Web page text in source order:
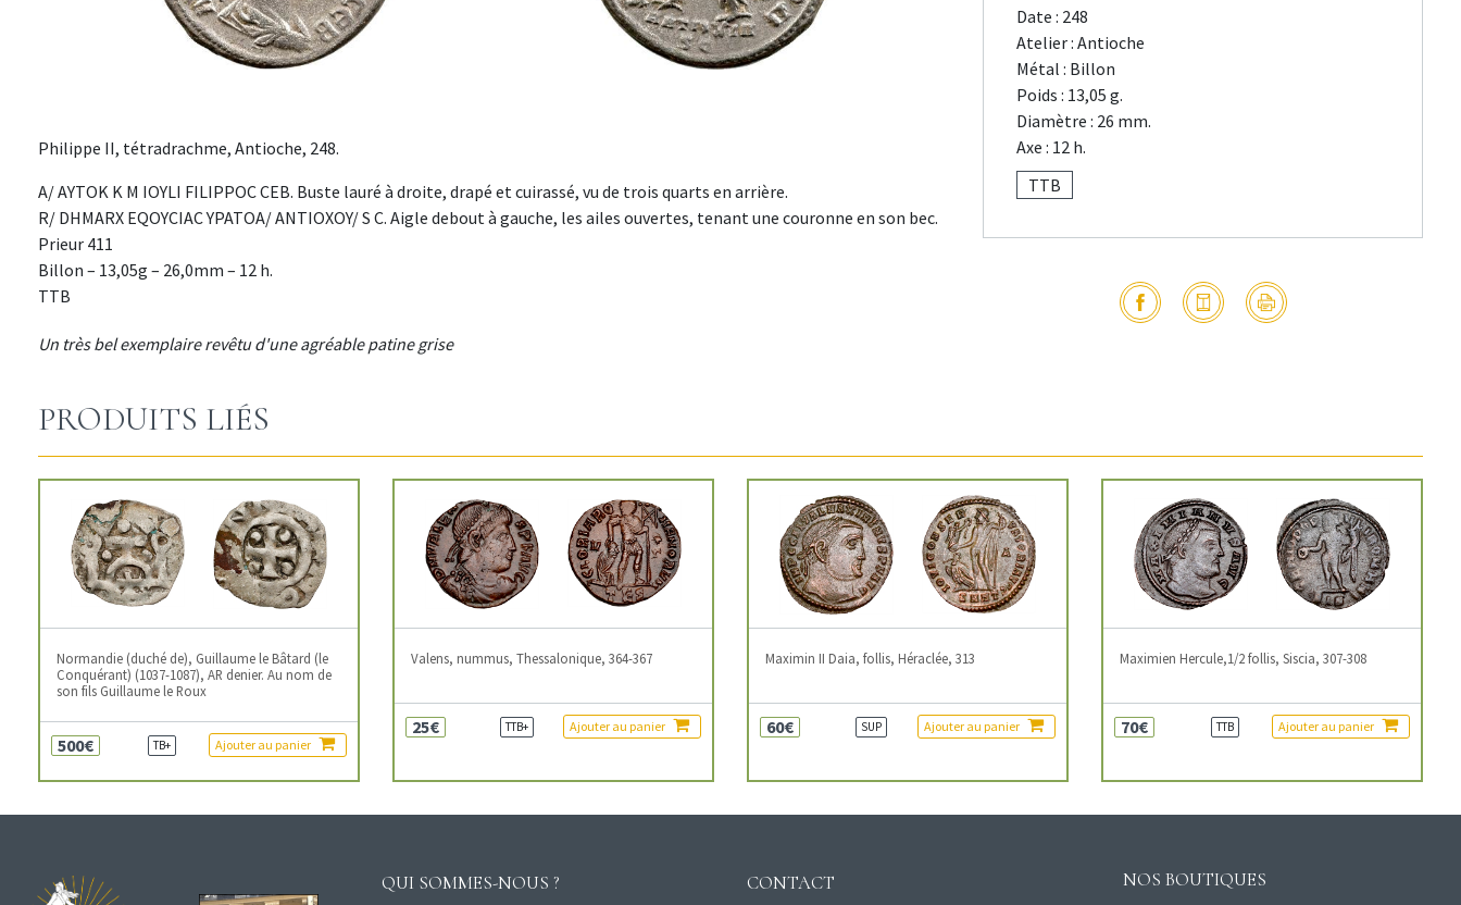
Philippe II, tétradrachme, Antioche, 248.
A/ AYTOK K M IOYLI FILIPPOC CEB. Buste lauré à droite, drapé et cuirassé, vu de trois quarts en arrière.
R/ DHMARX EQOYCIAC YPATOA/ ANTIOXOY/ S C. Aigle debout à gauche, les ailes ouvertes, tenant une couronne en son bec.
Prieur 411
Billon – 13,05g – 26,0mm – 12 h.
TTB
Un très bel exemplaire revêtu d'une agréable patine grise
Date : 248
Atelier : Antioche
Métal : Billon
Poids : 13,05 g.
Diamètre : 26 mm.
Axe : 12 h.
TTB
PRODUITS LIÉS
Normandie (duché de), Guillaume le Bâtard (le
Conquérant) (1037-1087), AR denier. Au nom de
son fils Guillaume le Roux
500€ TB+ Ajouter au panier
Valens, nummus, Thessalonique, 364-367
25€ TTB+ Ajouter au panier
Maximin II Daia, follis, Héraclée, 313
60€ SUP Ajouter au panier
Maximien Hercule,1/2 follis, Siscia, 307-308
70€ TTB Ajouter au panier
QUI SOMMES-NOUS ? CONTACT NOS BOUTIQUES